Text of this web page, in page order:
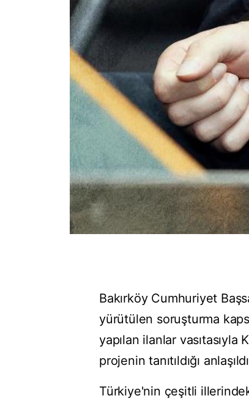
Bakırköy Cumhuriyet
yürütülen soruşturma
yapılan ilanlar
projenin tanıtıldığı
Türkiye'nin çeşitli